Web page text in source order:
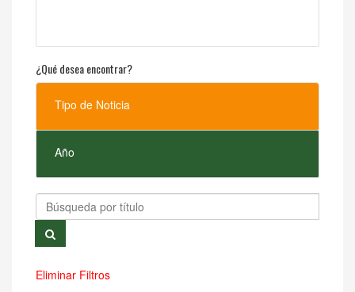
¿Qué desea encontrar?
Tipo de Noticia
Año
Eliminar Filtros